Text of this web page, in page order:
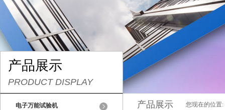
产品展示
PRODUCT DISPLAY
电子万能试验机 产品展示 您现在的位置: